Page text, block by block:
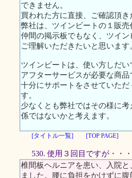
できません。
買われた方に直接、ご確認頂き
弊社は、ツインビートの１販
仲間の掲示板でもなく、ツイ
ご理解いただきたいと思います
ツインビートは、使い方しだ
アフターサービスが必要な商
十分にサポートをさせていた
す。
少なくとも弊社ではその様に
係ではないかと考えます。
[タイトル一覧] [TOP PAGE]
530. 使用３回目ですが・・・
椎間板ヘルニアを患い、入院
ました。腰に負担をかけずに